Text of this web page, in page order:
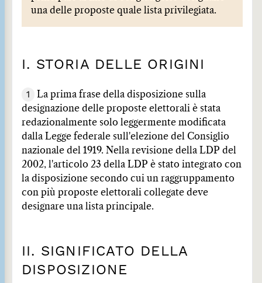
una delle proposte quale lista privilegiata.
I. STORIA DELLE ORIGINI
1
La prima frase della disposizione sulla
designazione delle proposte elettorali è stata
redazionalmente solo leggermente modificata
dalla Legge federale sull'elezione del Consiglio
nazionale del 1919. Nella revisione della LDP del
2002, l'articolo 23 della LDP è stato integrato con
la disposizione secondo cui un raggruppamento
con più proposte elettorali collegate deve
designare una lista principale.
II. SIGNIFICATO DELLA
DISPOSIZIONE